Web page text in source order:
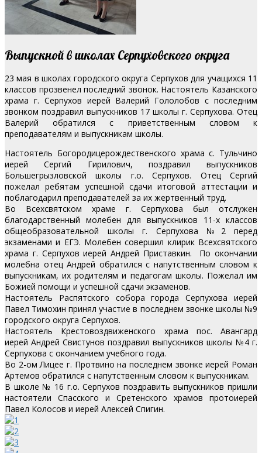
Выпускной в школах Серпуховского округа
23 мая в школах городского округа Серпухов для учащихся 11
классов прозвенел последний звонок. Настоятель Казанского
храма г. Серпухов иерей Валерий Гололобов с последним
звонком поздравил выпускников 17 школы г. Серпухова. Отец
Валерий обратился с приветственным словом к
преподавателям и выпускникам школы.
Настоятель Богородицерождественского храма с. Тульчино
иерей Сергий Гирилович, поздравил выпускников
Большегрызловской школы г.о. Серпухов. Отец Сергий
пожелал ребятам успешной сдачи итоговой аттестации и
поблагодарил преподавателей за их жертвенный труд.
Во Всехсвятском храме г. Серпухова был отслужен
благодарственный молебен для выпускников 11-х классов
общеобразовательной школы г. Серпухова №2 перед
экзаменами и ЕГЭ. Молебен совершил клирик Всехсвятского
храма г. Серпухов иерей Андрей Приставкин. По окончании
молебна отец Андрей обратился с напутственным словом к
выпускникам, их родителям и педагогам школы. Пожелал им
Божией помощи и успешной сдачи экзаменов.
Настоятель Распятского собора города Серпухова иерей
Павел Тимохин принял участие в последнем звонке школы №9
городского округа Серпухов.
Настоятель Крестовоздвиженского храма пос. Авангард
иерей Андрей Свистунов поздравил выпускников школы №4 г.
Серпухова с окончанием учебного года.
Во 2-ом Лицее г. Протвино на последнем звонке иерей Роман
Артемов обратился с напутственным словом к выпускникам.
В школе № 16 г.о. Серпухов поздравить выпускников пришли
настоятели Спасского и Сретенского храмов протоиерей
Павел Колосов и иерей Алексей Спигин.